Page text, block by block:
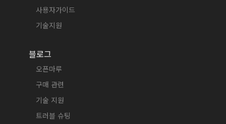
사용자가이드
기술지원
블로그
오픈마루
구매 관련
기술 지원
트러블 슈팅